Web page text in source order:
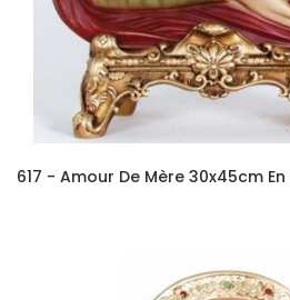
617 - Amour De Mère 30x45cm En